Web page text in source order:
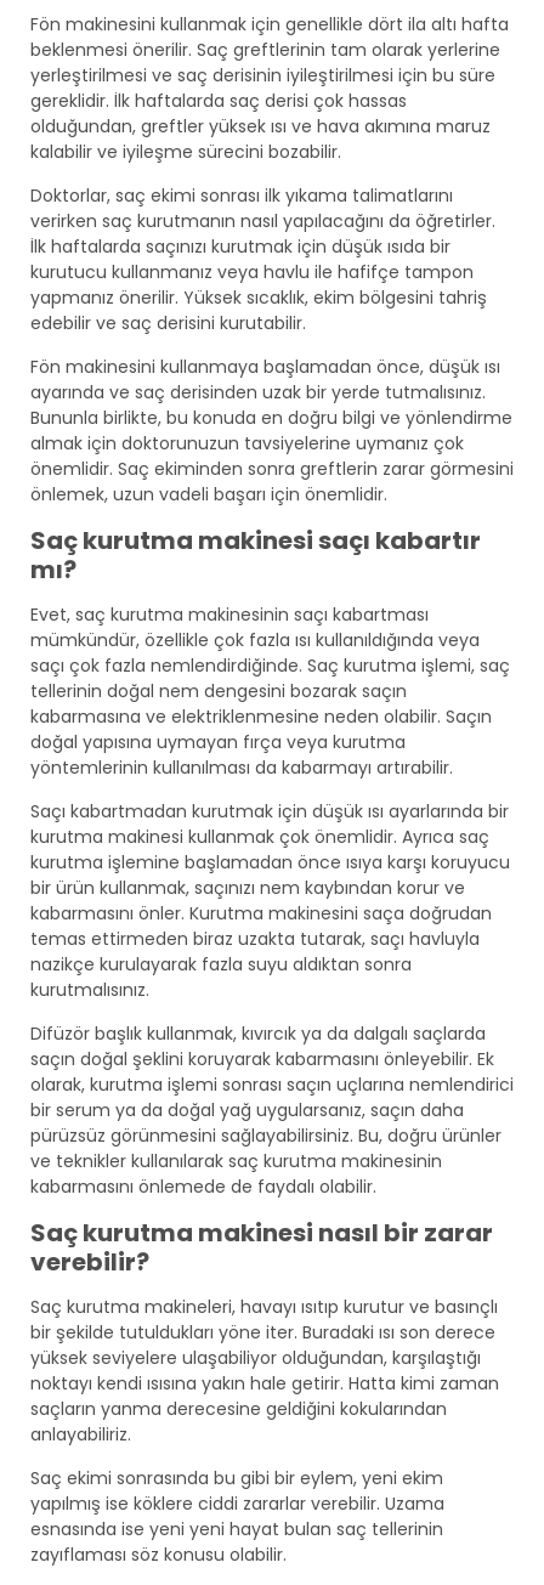
Fön makinesini kullanmak için genellikle dört ila altı hafta
beklenmesi önerilir. Saç greftlerinin tam olarak yerlerine
yerleştirilmesi ve saç derisinin iyileştirilmesi için bu süre
gereklidir. İlk haftalarda saç derisi çok hassas
olduğundan, greftler yüksek ısı ve hava akımına maruz
kalabilir ve iyileşme sürecini bozabilir.
Doktorlar, saç ekimi sonrası ilk yıkama talimatlarını
verirken saç kurutmanın nasıl yapılacağını da öğretirler.
İlk haftalarda saçınızı kurutmak için düşük ısıda bir
kurutucu kullanmanız veya havlu ile hafifçe tampon
yapmanız önerilir. Yüksek sıcaklık, ekim bölgesini tahriş
edebilir ve saç derisini kurutabilir.
Fön makinesini kullanmaya başlamadan önce, düşük ısı
ayarında ve saç derisinden uzak bir yerde tutmalısınız.
Bununla birlikte, bu konuda en doğru bilgi ve yönlendirme
almak için doktorunuzun tavsiyelerine uymanız çok
önemlidir. Saç ekiminden sonra greftlerin zarar görmesini
önlemek, uzun vadeli başarı için önemlidir.
Saç kurutma makinesi saçı kabartır
mı?
Evet, saç kurutma makinesinin saçı kabartması
mümkündür, özellikle çok fazla ısı kullanıldığında veya
saçı çok fazla nemlendirdiğinde. Saç kurutma işlemi, saç
tellerinin doğal nem dengesini bozarak saçın
kabarmasına ve elektriklenmesine neden olabilir. Saçın
doğal yapısına uymayan fırça veya kurutma
yöntemlerinin kullanılması da kabarmayı artırabilir.
Saçı kabartmadan kurutmak için düşük ısı ayarlarında bir
kurutma makinesi kullanmak çok önemlidir. Ayrıca saç
kurutma işlemine başlamadan önce ısıya karşı koruyucu
bir ürün kullanmak, saçınızı nem kaybından korur ve
kabarmasını önler. Kurutma makinesini saça doğrudan
temas ettirmeden biraz uzakta tutarak, saçı havluyla
nazikçe kurulayarak fazla suyu aldıktan sonra
kurutmalısınız.
Difüzör başlık kullanmak, kıvırcık ya da dalgalı saçlarda
saçın doğal şeklini koruyarak kabarmasını önleyebilir. Ek
olarak, kurutma işlemi sonrası saçın uçlarına nemlendirici
bir serum ya da doğal yağ uygularsanız, saçın daha
pürüzsüz görünmesini sağlayabilirsiniz. Bu, doğru ürünler
ve teknikler kullanılarak saç kurutma makinesinin
kabarmasını önlemede de faydalı olabilir.
Saç kurutma makinesi nasıl bir zarar
verebilir?
Saç kurutma makineleri, havayı ısıtıp kurutur ve basınçlı
bir şekilde tutuldukları yöne iter. Buradaki ısı son derece
yüksek seviyelere ulaşabiliyor olduğundan, karşılaştığı
noktayı kendi ısısına yakın hale getirir. Hatta kimi zaman
saçların yanma derecesine geldiğini kokularından
anlayabiliriz.
Saç ekimi sonrasında bu gibi bir eylem, yeni ekim
yapılmış ise köklere ciddi zararlar verebilir. Uzama
esnasında ise yeni yeni hayat bulan saç tellerinin
zayıflaması söz konusu olabilir.